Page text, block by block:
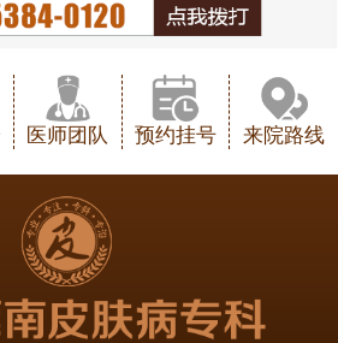
医师团队 预约挂号 来院路线